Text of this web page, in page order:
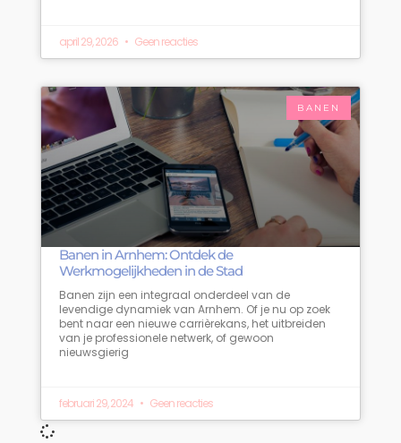
april 29, 2026 Geen reacties
BANEN
Banen in Arnhem: Ontdek de
Werkmogelijkheden in de Stad
Banen zijn een integraal onderdeel van de
levendige dynamiek van Arnhem. Of je nu op zoek
bent naar een nieuwe carrièrekans, het uitbreiden
van je professionele netwerk, of gewoon
nieuwsgierig
februari 29, 2024 Geen reacties